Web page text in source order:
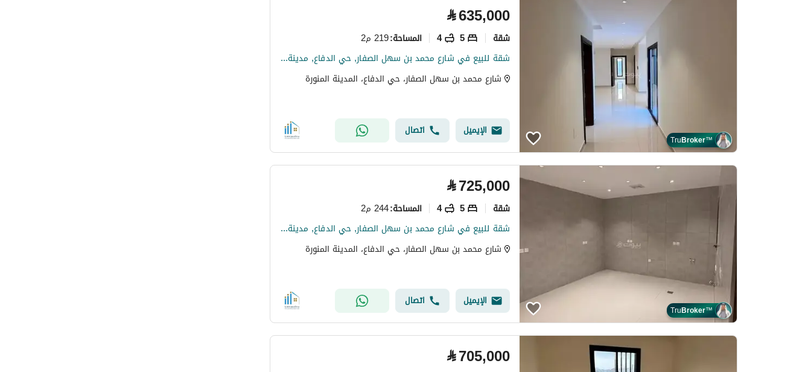
TruBroker™
⃁635,000
شقة 5
4 المساحة:219 م2
شقة للبيع في شارع محمد بن سهل الصفار, حي الدفاع, مدينة المدينة المنورة, منطقة المدينة المنورة
شارع محمد بن سهل الصفار، حي الدفاع، المدينة المنورة
الإيميل اتصال
TruBroker™
⃁725,000
شقة 5
4 المساحة:244 م2
شقة للبيع في شارع محمد بن سهل الصفار, حي الدفاع, مدينة المدينة المنورة
شارع محمد بن سهل الصفار، حي الدفاع، المدينة المنورة
الإيميل اتصال
⃁705,000